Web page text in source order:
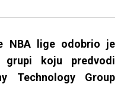
NBA lige odobrio je
grupi koju predvodi
Technology Group